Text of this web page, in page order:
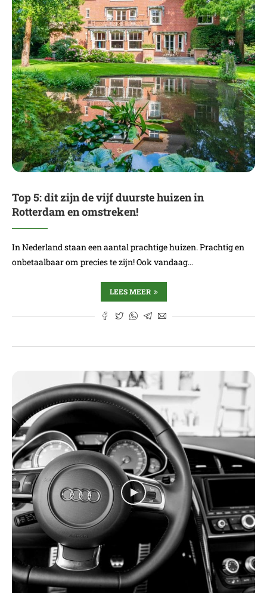
Top 5: dit zijn de vijf duurste huizen in
Rotterdam en omstreken!
In Nederland staan een aantal prachtige huizen. Prachtig en
onbetaalbaar om precies te zijn! Ook vandaag…
LEES MEER